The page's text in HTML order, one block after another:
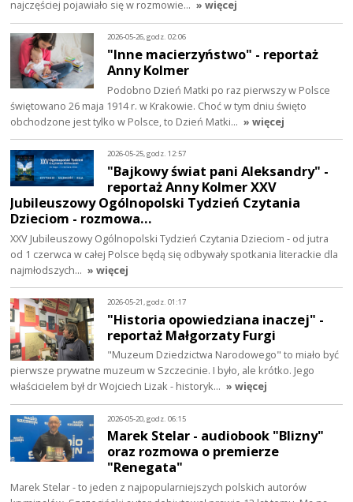
najczęściej pojawiało się w rozmowie… » więcej
2026-05-26, godz. 02:06
"Inne macierzyństwo" - reportaż
Anny Kolmer
Podobno Dzień Matki po raz pierwszy w Polsce
świętowano 26 maja 1914 r. w Krakowie. Choć w tym dniu święto
obchodzone jest tylko w Polsce, to Dzień Matki… » więcej
2026-05-25, godz. 12:57
"Bajkowy świat pani Aleksandry" -
reportaż Anny Kolmer XXV
Jubileuszowy Ogólnopolski Tydzień Czytania
Dzieciom - rozmowa…
XXV Jubileuszowy Ogólnopolski Tydzień Czytania Dzieciom - od jutra
od 1 czerwca w całej Polsce będą się odbywały spotkania literackie dla
najmłodszych… » więcej
2026-05-21, godz. 01:17
"Historia opowiedziana inaczej" -
reportaż Małgorzaty Furgi
"Muzeum Dziedzictwa Narodowego" to miało być
pierwsze prywatne muzeum w Szczecinie. I było, ale krótko. Jego
właścicielem był dr Wojciech Lizak - historyk… » więcej
2026-05-20, godz. 06:15
Marek Stelar - audiobook "Blizny"
oraz rozmowa o premierze
"Renegata"
Marek Stelar - to jeden z najpopularniejszych polskich autorów